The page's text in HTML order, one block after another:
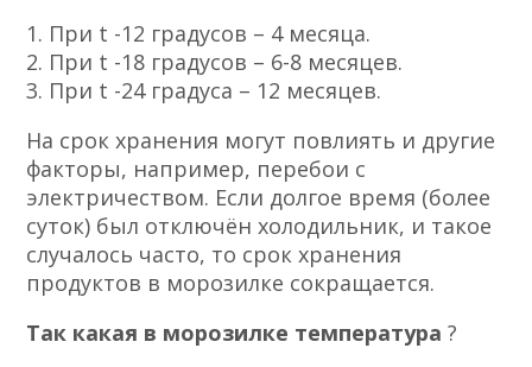
1. При t -12 градусов – 4 месяца.
2. При t -18 градусов – 6-8 месяцев.
3. При t -24 градуса – 12 месяцев.
На срок хранения могут повлиять и другие
факторы, например, перебои с
электричеством. Если долгое время (более
суток) был отключён холодильник, и такое
случалось часто, то срок хранения
продуктов в морозилке сокращается.
Так какая в морозилке температура?